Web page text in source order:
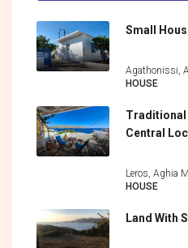
Small
Agathonissi,
HOUSE
Traditional
Central
Leros, Aghia
HOUSE
Land With